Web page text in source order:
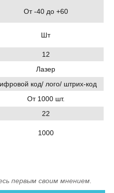
От -40 до +60
Шт
12
Лазер
код/ лого/ штрих-код
От 1000 шт.
22
1000
первым своим мнением.